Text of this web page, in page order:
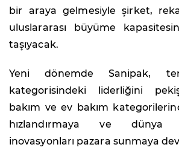
bir araya gelmesiyle şirket,
uluslararası büyüme
taşıyacak.
Yeni dönemde Sanipak,
kategorisindeki liderliğini
bakım ve ev bakım
hızlandırmaya ve dünya
inovasyonları pazara sunmaya